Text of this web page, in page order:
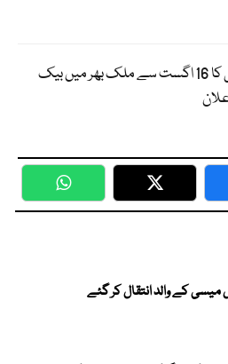
جماعت اسلامی کا 16 اگست سے ملک بھر میں بیک
WhatsApp Twitter
میسی کے والد انتقال کر گئے